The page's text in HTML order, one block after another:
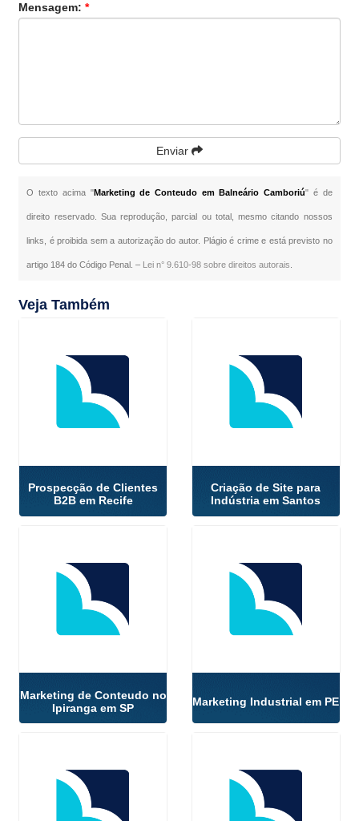
Mensagem:*
Enviar
O texto acima "Marketing de Conteudo em Balneário Camboriú" é de
direito reservado. Sua reprodução, parcial ou total, mesmo citando nossos
links, é proibida sem a autorização do autor. Plágio é crime e está previsto no
artigo 184 do Código Penal. – Lei n° 9.610-98 sobre direitos autorais
Veja Também
Prospecção de Clientes
B2B em Recife
Criação de Site para
Indústria em Santos
Marketing de Conteudo no
Ipiranga em SP
Marketing Industrial em PE